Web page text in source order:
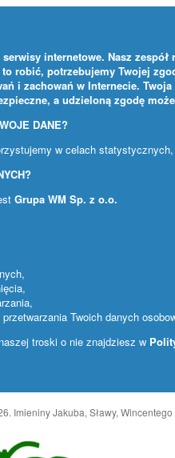
internetowe. Nasz
robić, potrzebujemy Twojej
i zachowań w Internecie.
a udzieloną zgodę
DANE?
w celach
Grupa WM Sp. z o.o.
Twoich danych
troski o nie znajdziesz w
. Imieniny Jakuba, Sławy, Wincentego